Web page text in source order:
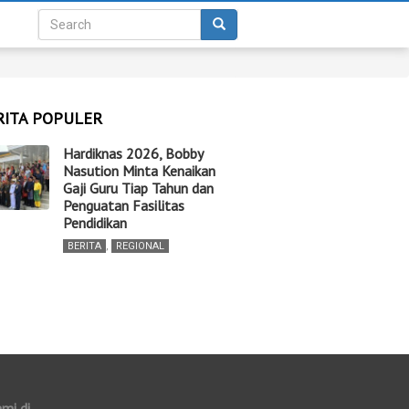
POPULER
Hardiknas 2026, Bobby
Nasution Minta Kenaikan
Gaji Guru Tiap Tahun dan
Penguatan Fasilitas
Pendidikan
BERITA , REGIONAL